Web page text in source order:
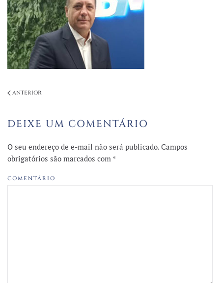
ANTERIOR
DEIXE UM COMENTÁRIO
O seu endereço de e-mail não será publicado. Campos
obrigatórios são marcados com *
COMENTÁRIO